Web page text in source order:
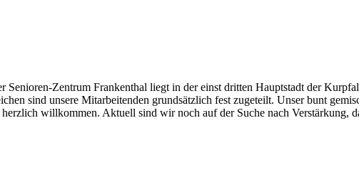
Zentrum Frankenthal liegt in der einst dritten Hauptstadt der
sind unsere Mitarbeitenden grundsätzlich fest zugeteilt. Unser bunt
willkommen. Aktuell sind wir noch auf der Suche nach Verstärkung,